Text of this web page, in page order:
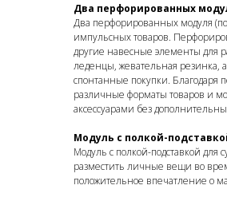
Два перфорированных
Два перфорированных модуля
импульсных товаров.
другие навесные элементы для
леденцы, жевательная резинка,
спонтанные покупки. Благодаря
различные форматы товаров и
аксессуарами без
Модуль с полкой-
Модуль с полкой-подставкой для
разместить личные вещи во
положительное впечатление о